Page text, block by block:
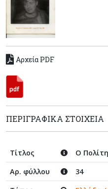
Αρχεία PDF
ΠΕΡΙΓΡΑΦΙΚΆ ΣΤΟΙΧΕΊΑ
Τίτλος
Ο
Αρ. φύλλου
34